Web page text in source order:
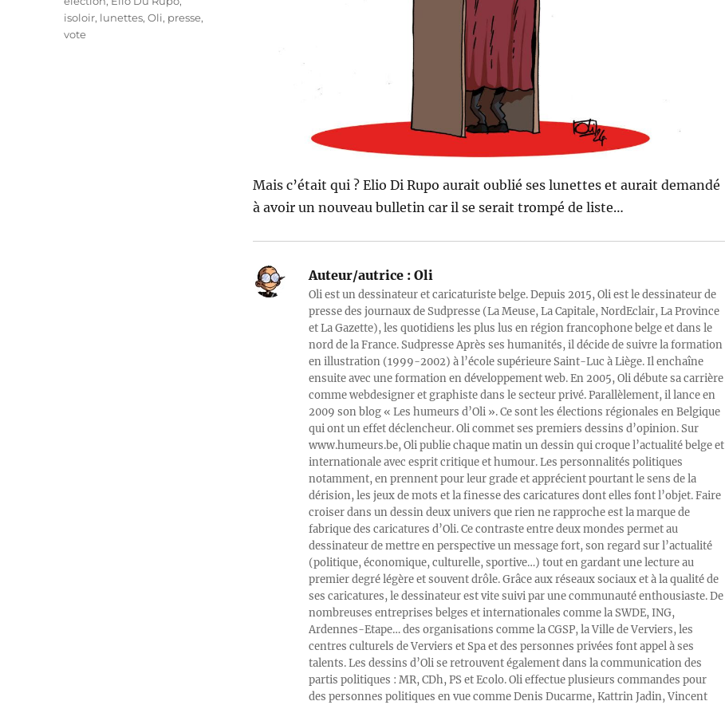
Mais c’était qui ? Elio Di Rupo aurait oublié ses lunettes et aurait demandé
à avoir un nouveau bulletin car il se serait trompé de liste…
Auteur/autrice :Oli
Oli est un dessinateur et caricaturiste belge. Depuis 2015, Oli est le dessinateur de
presse des journaux de Sudpresse (La Meuse, La Capitale, NordEclair, La Province
et La Gazette), les quotidiens les plus lus en région francophone belge et dans le
nord de la France. Sudpresse Après ses humanités, il décide de suivre la formation
en illustration (1999-2002) à l’école supérieure Saint-Luc à Liège. Il enchaîne
ensuite avec une formation en développement web. En 2005, Oli débute sa carrière
comme webdesigner et graphiste dans le secteur privé. Parallèlement, il lance en
2009 son blog « Les humeurs d’Oli ». Ce sont les élections régionales en Belgique
qui ont un effet déclencheur. Oli commet ses premiers dessins d’opinion. Sur
www.humeurs.be, Oli publie chaque matin un dessin qui croque l’actualité belge et
internationale avec esprit critique et humour. Les personnalités politiques
notamment, en prennent pour leur grade et apprécient pourtant le sens de la
dérision, les jeux de mots et la finesse des caricatures dont elles font l’objet. Faire
croiser dans un dessin deux univers que rien ne rapproche est la marque de
fabrique des caricatures d’Oli. Ce contraste entre deux mondes permet au
dessinateur de mettre en perspective un message fort, son regard sur l’actualité
(politique, économique, culturelle, sportive…) tout en gardant une lecture au
premier degré légère et souvent drôle. Grâce aux réseaux sociaux et à la qualité de
ses caricatures, le dessinateur est vite suivi par une communauté enthousiaste. De
nombreuses entreprises belges et internationales comme la SWDE, ING,
Ardennes-Etape… des organisations comme la CGSP, la Ville de Verviers, les
centres culturels de Verviers et Spa et des personnes privées font appel à ses
talents. Les dessins d’Oli se retrouvent également dans la communication des
partis politiques : MR, CDh, PS et Ecolo. Oli effectue plusieurs commandes pour
des personnes politiques en vue comme Denis Ducarme, Kattrin Jadin, Vincent
isoloir, lunettes,Oli, presse,
vote